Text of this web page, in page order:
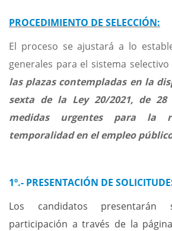
PROCEDIMIENTO DE SELECCIÓN:
El proceso se ajustará a lo
generales para el sistema selectivo
las plazas contempladas en la
sexta de la Ley 20/2021, de
medidas urgentes para la
temporalidad en el empleo
1º.- PRESENTACIÓN DE
Los candidatos
participación a través de la